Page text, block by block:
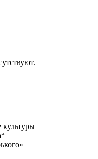
культуры